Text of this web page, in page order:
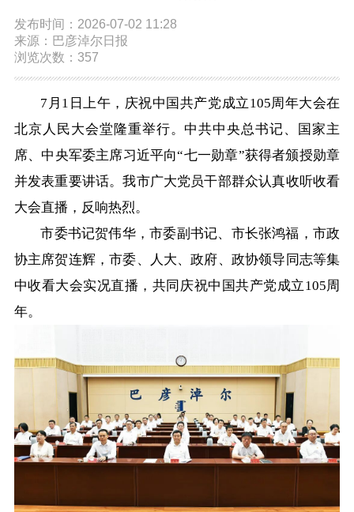
政务服务
办事大厅 内蒙古政务服务网 高效办成一件事
市长信箱 12345热线留言 新闻发布会
智能问答
走进巴彦淖尔
行政区划 自然地理 资源禀赋
人文历史
发布时间：2026-07-02 11:28
来源：巴彦淖尔日报
浏览次数：357
7月1日上午，庆祝中国共产党成立105周年大会在
北京人民大会堂隆重举行。中共中央总书记、国家主
席、中央军委主席习近平向“七一勋章”获得者颁授勋章
并发表重要讲话。我市广大党员干部群众认真收听收看
大会直播，反响热烈。
市委书记贺伟华，市委副书记、市长张鸿福，市政
协主席贺连辉，市委、人大、政府、政协领导同志等集
中收看大会实况直播，共同庆祝中国共产党成立105周
年。